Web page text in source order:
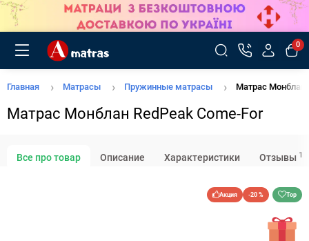
0
Главная Матрасы Пружинные матрасы Матрас Монблан
Матрас Монблан RedPeak Come-For
Все про товар Описание Характеристики Отзывы 1
Акция -20 % Top